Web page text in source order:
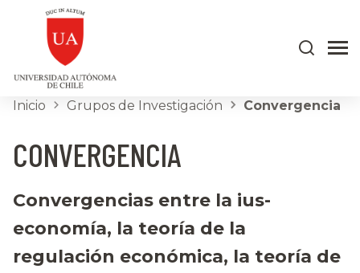
Inicio Grupos de Investigación Convergencia
CONVERGENCIA
Convergencias entre la ius-
economía, la teoría de la
regulación económica, la teoría de